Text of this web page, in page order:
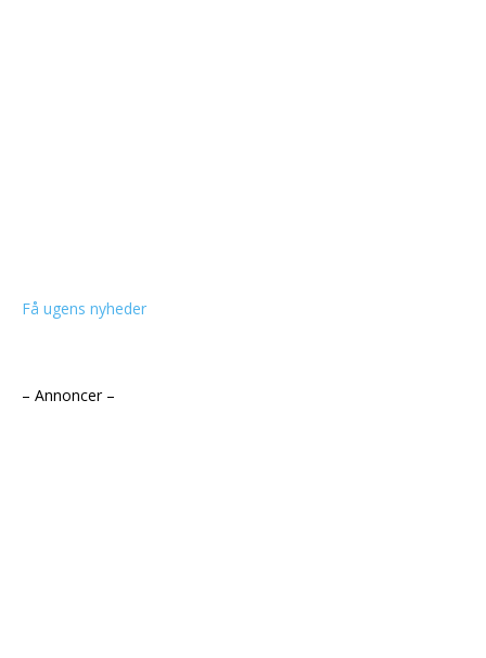
Få ugens nyheder
– Annoncer –